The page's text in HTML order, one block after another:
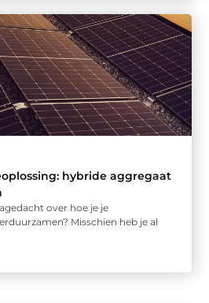
hybride aggregaat
over hoe je je
Misschien heb je al